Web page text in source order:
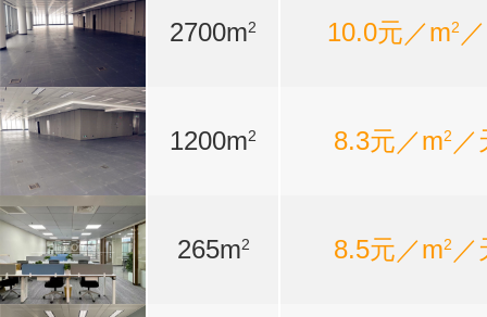
2700m2 10.0元／m2
1200m2 8.3元／m2 ／
265m2 8.5元／m2 ／